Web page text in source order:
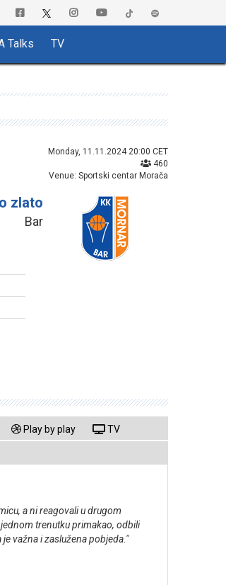
Talks TV
Monday, 11.11.2024 20:00 CET
460
Venue: Sportski centar Morača
zlato
Bar
Play by play TV
a ni reagovali u drugom
trenutku primakao, odbili
važna i zaslužena pobjeda."